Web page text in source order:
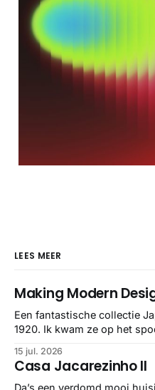
LEES MEER
Making Modern
Een fantastische collectie
1920. Ik kwam ze op het
gebundeld in een: boek ✨
stuk netter getrokken, maar
minstens
15 jul. 2026
Casa Jacarezinho II
Da’s een verdomd mooi